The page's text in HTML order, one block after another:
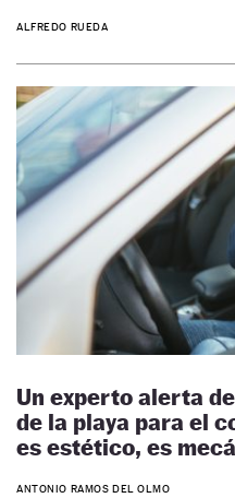
ALFREDO RUEDA
Un experto alerta
de la playa para el
es estético, es
ANTONIO RAMOS DEL OLMO